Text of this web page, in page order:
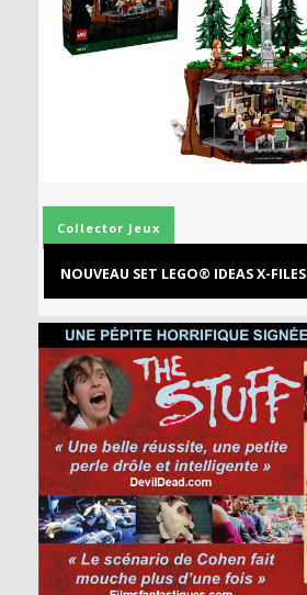
Collector Jeux
NOUVEAU SET LEGO® IDEAS X-FILES